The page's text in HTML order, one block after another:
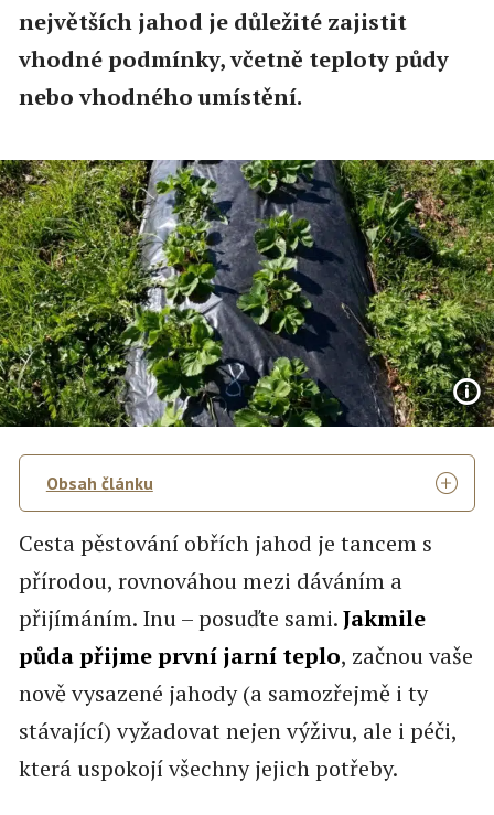
největších jahod je důležité zajistit
vhodné podmínky, včetně teploty půdy
nebo vhodného umístění.
Obsah článku
Cesta pěstování obřích jahod je tancem s
přírodou, rovnováhou mezi dáváním a
přijímáním. Inu – posuďte sami.Jakmile
půda přijme první jarní teplo, začnou vaše
nově vysazené jahody (a samozřejmě i ty
stávající) vyžadovat nejen výživu, ale i péči,
která uspokojí všechny jejich potřeby.